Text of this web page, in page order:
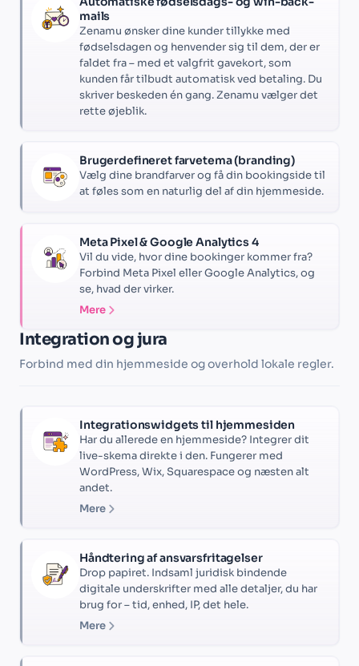
mails
Zenamu ønsker dine kunder tillykke med
fødselsdagen og henvender sig til dem, der er
faldet fra – med et valgfrit gavekort, som
kunden får tilbudt automatisk ved betaling. Du
skriver beskeden én gang. Zenamu vælger det
rette øjeblik.
Brugerdefineret farvetema (branding)
Vælg dine brandfarver og få din bookingside til
at føles som en naturlig del af din hjemmeside.
Meta Pixel & Google Analytics 4
Vil du vide, hvor dine bookinger kommer fra?
Forbind Meta Pixel eller Google Analytics, og
se, hvad der virker.
Mere
Integration og jura
Forbind med din hjemmeside og overhold lokale regler.
Integrationswidgets til hjemmesiden
Har du allerede en hjemmeside? Integrer dit
live-skema direkte i den. Fungerer med
WordPress, Wix, Squarespace og næsten alt
andet.
Mere
Håndtering af ansvarsfritagelser
Drop papiret. Indsaml juridisk bindende
digitale underskrifter med alle detaljer, du har
brug for – tid, enhed, IP, det hele.
Mere